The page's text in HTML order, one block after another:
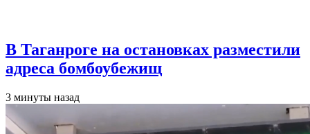
В Таганроге на остановках разместили
адреса бомбоубежищ
3 минуты назад